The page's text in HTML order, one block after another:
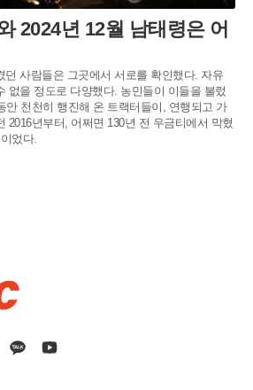
2024년 12월 남태령은 어
던 사람들은 그곳에서 서로를 확인했다. 자유
없을 정도로 다양했다. 농민들이 이들을 불렀
안 천천히 행진해 온 트랙터들이, 연행되고 가
2016년부터, 어쩌면 130년 전 우금티에서 막혔
었다.